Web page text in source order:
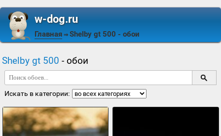
w-dog.ru
Главная ⇒ Shelby gt 500 - обои
Shelby gt 500 - обои
Искать в категории: